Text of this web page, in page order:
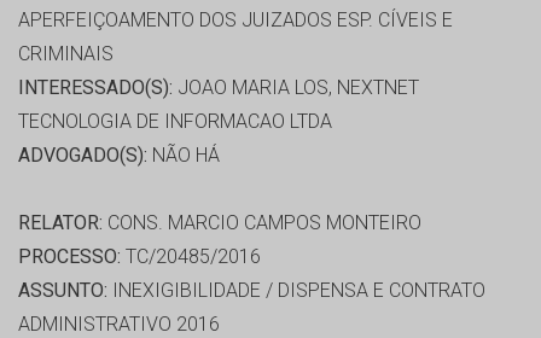
APERFEIÇOAMENTO DOS JUIZADOS ESP. CÍVEIS E
CRIMINAIS
INTERESSADO(S): JOAO MARIA LOS, NEXTNET
TECNOLOGIA DE INFORMACAO LTDA
ADVOGADO(S): NÃO HÁ
RELATOR: CONS. MARCIO CAMPOS MONTEIRO
PROCESSO: TC/20485/2016
ASSUNTO: INEXIGIBILIDADE / DISPENSA E CONTRATO
ADMINISTRATIVO 2016